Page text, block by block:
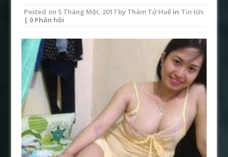
Posted on 5 Tháng Một, 2017by Thám Tử Huếin Tin tức
| 0 Phản hồi